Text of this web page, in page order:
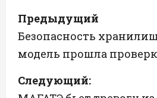
Н
а
в
и
Предыдущий
Безопасность
модель прошла
Следующий: